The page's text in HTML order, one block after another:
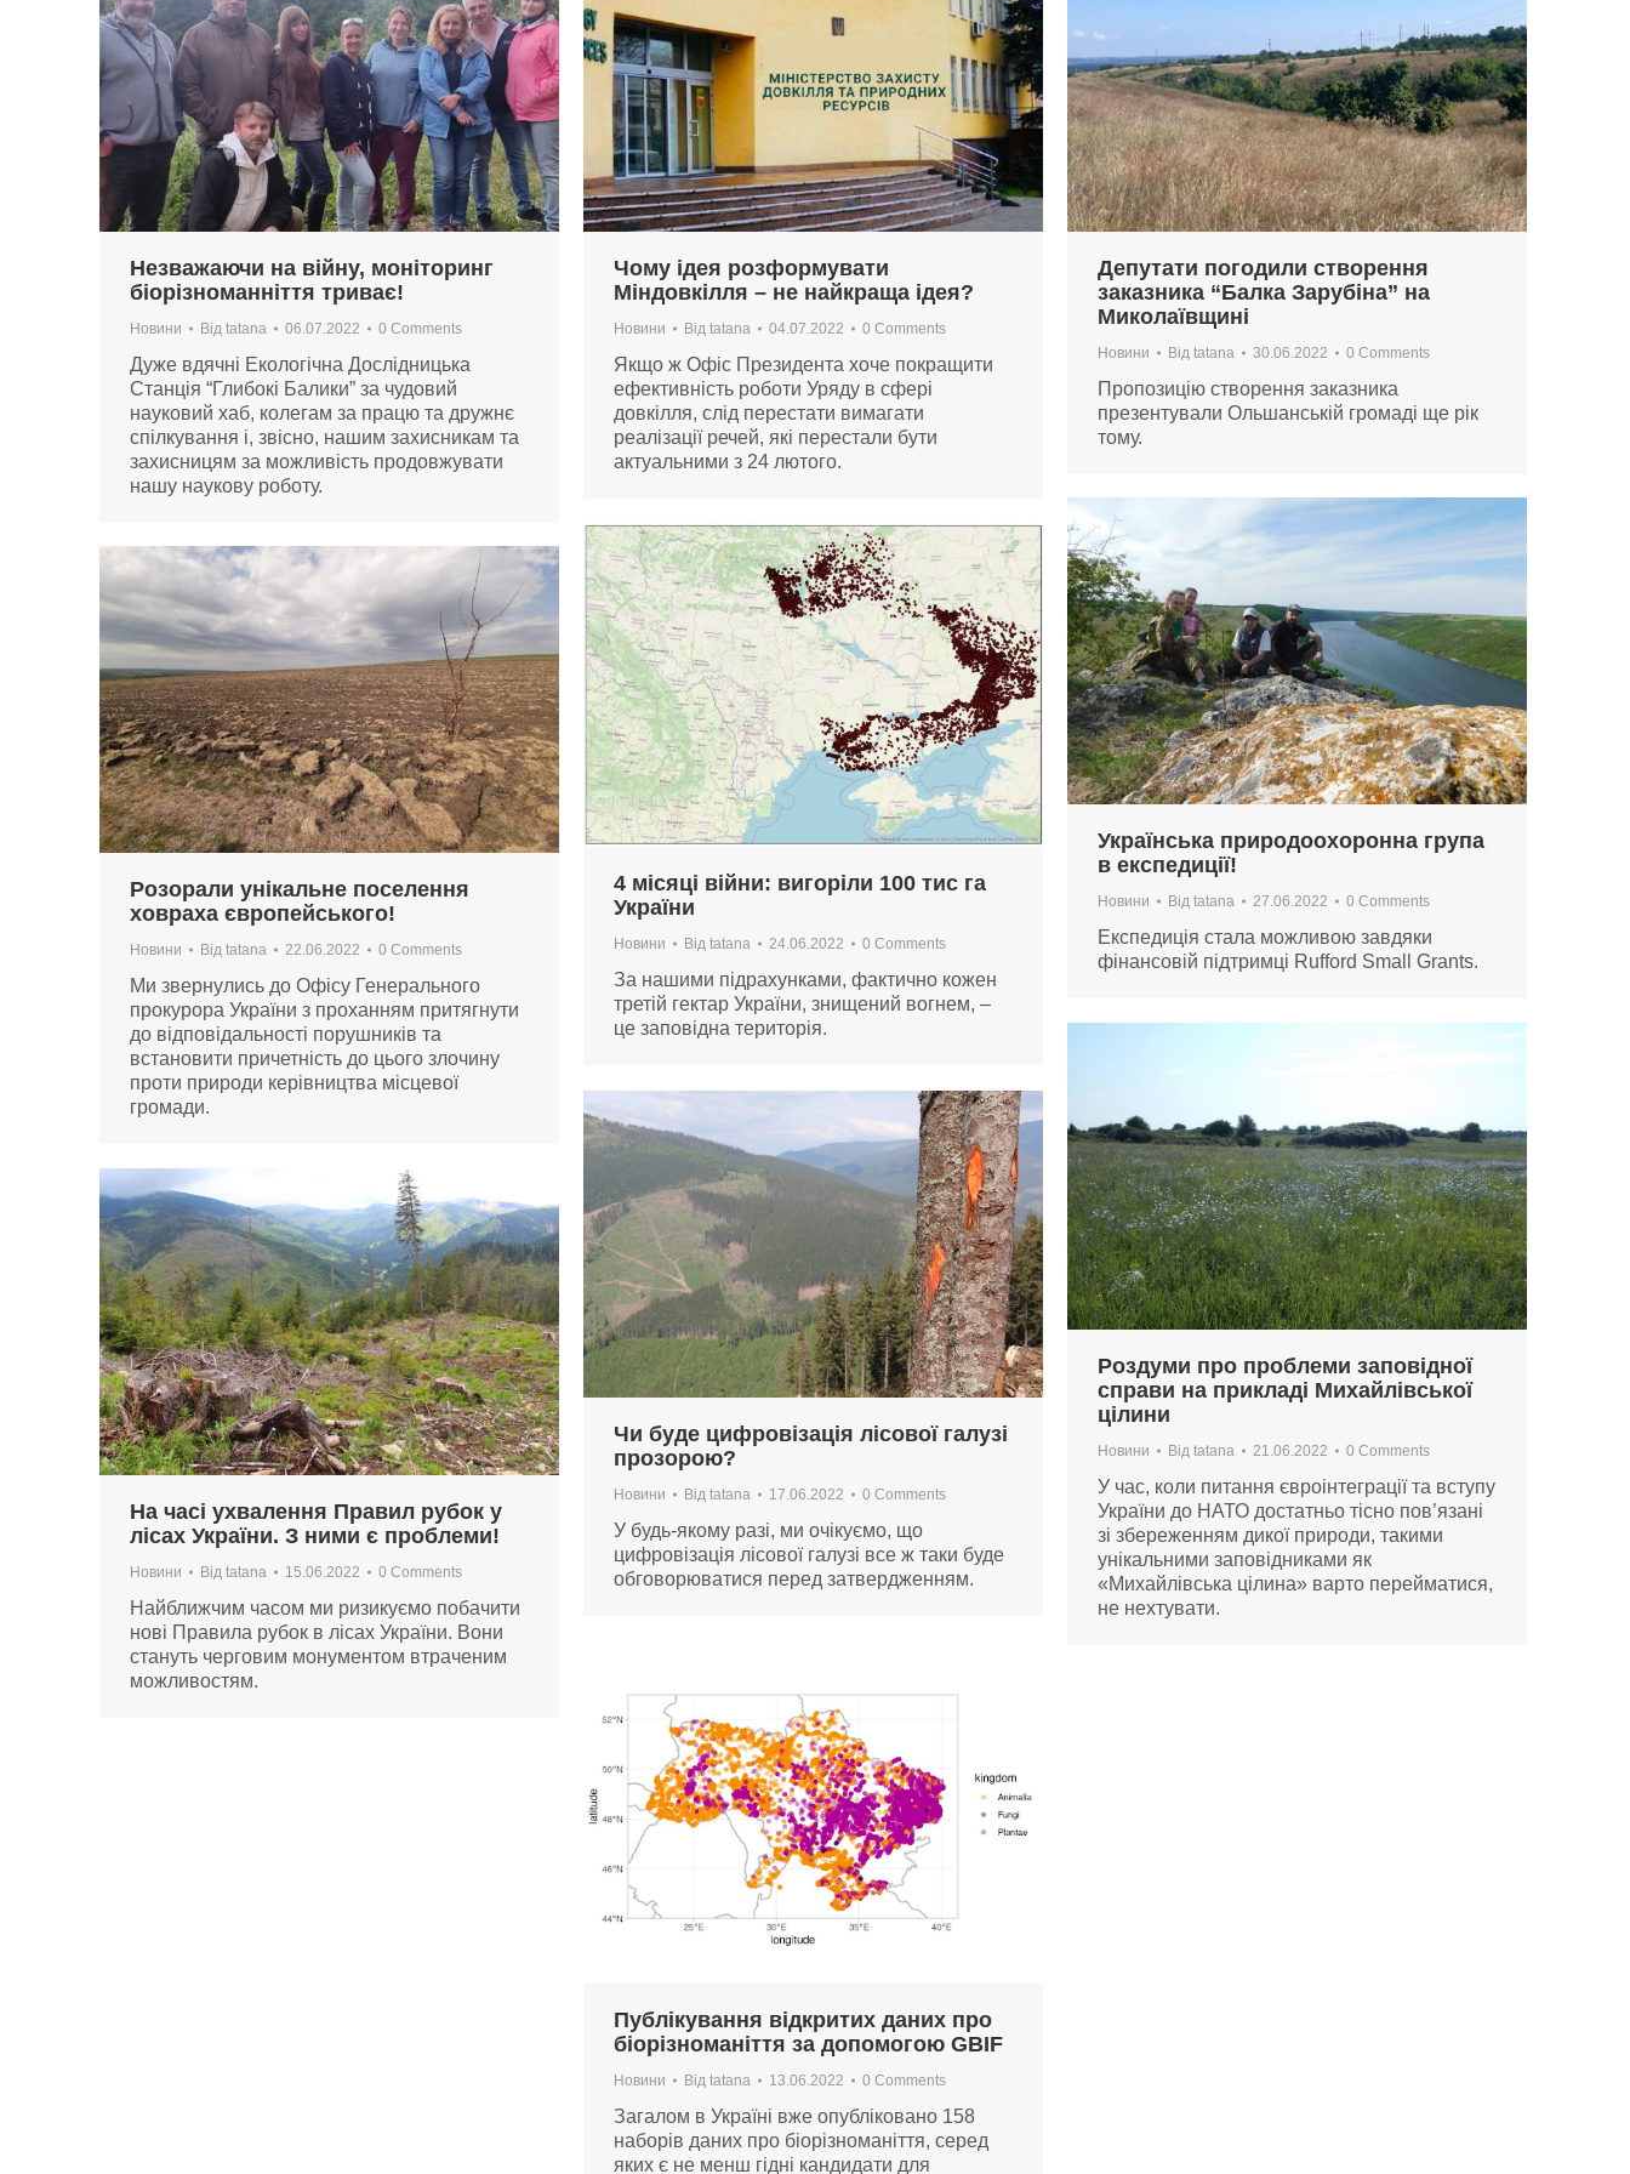
Незважаючи на війну, моніторинг
біорізноманніття триває!
Новини Від tatana 06.07.2022 0 Comments
Дуже вдячні Екологічна Дослідницька
Станція “Глибокі Балики” за чудовий
науковий хаб, колегам за працю та дружнє
спілкування і, звісно, нашим захисникам та
захисницям за можливість продовжувати
нашу наукову роботу.
Чому ідея розформувати
Міндовкілля – не найкраща ідея?
Новини Від tatana 04.07.2022 0 Comments
Якщо ж Офіс Президента хоче покращити
ефективність роботи Уряду в сфері
довкілля, слід перестати вимагати
реалізації речей, які перестали бути
актуальними з 24 лютого.
Депутати погодили створення
заказника “Балка Зарубіна” на
Миколаївщині
Новини Від tatana 30.06.2022 0 Comments
Пропозицію створення заказника
презентували Ольшанській громаді ще рік
тому.
Українська природоохоронна група
в експедиції!
Новини Від tatana 27.06.2022 0 Comments
Експедиція стала можливою завдяки
фінансовій підтримці Rufford Small Grants.
4 місяці війни: вигоріли 100 тис га
України
Новини Від tatana 24.06.2022 0 Comments
За нашими підрахунками, фактично кожен
третій гектар України, знищений вогнем, –
це заповідна територія.
Розорали унікальне поселення
ховраха європейського!
Новини Від tatana 22.06.2022 0 Comments
Ми звернулись до Офісу Генерального
прокурора України з проханням притягнути
до відповідальності порушників та
встановити причетність до цього злочину
проти природи керівництва місцевої
громади.
Роздуми про проблеми заповідної
справи на прикладі Михайлівської
цілини
Новини Від tatana 21.06.2022 0 Comments
У час, коли питання євроінтеграції та вступу
України до НАТО достатньо тісно пов’язані
зі збереженням дикої природи, такими
унікальними заповідниками як
«Михайлівська цілина» варто перейматися,
не нехтувати.
Чи буде цифровізація лісової галузі
прозорою?
Новини Від tatana 17.06.2022 0 Comments
У будь-якому разі, ми очікуємо, що
цифровізація лісової галузі все ж таки буде
обговорюватися перед затвердженням.
На часі ухвалення Правил рубок у
лісах України. З ними є проблеми!
Новини Від tatana 15.06.2022 0 Comments
Найближчим часом ми ризикуємо побачити
нові Правила рубок в лісах України. Вони
стануть черговим монументом втраченим
можливостям.
Публікування відкритих даних про
біорізноманіття за допомогою GBIF
Новини Від tatana 13.06.2022 0 Comments
Загалом в Україні вже опубліковано 158
наборів даних про біорізноманіття, серед
яких є не менш гідні кандидати для